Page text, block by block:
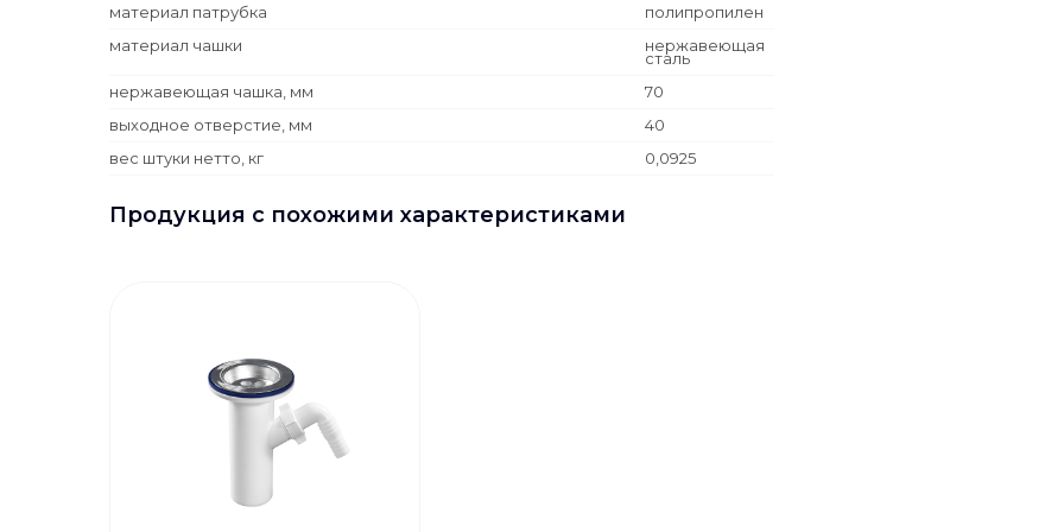
материал патрубка
полипропилен
материал чашки
нержавеющая
сталь
нержавеющая чашка, мм
70
выходное отверстие, мм
40
вес штуки нетто, кг
0,0925
Продукция с похожими характеристиками